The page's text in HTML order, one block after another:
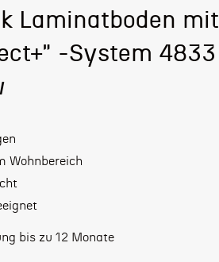
Laminatboden mit
-System 4833
Wohnbereich
bis zu 12 Monate